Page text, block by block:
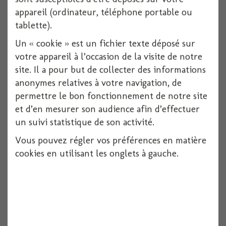
1 pièces
appareil (ordinateur, téléphone portable ou
tablette).
Un « cookie » est un fichier texte déposé sur
votre appareil à l’occasion de la visite de notre
site. Il a pour but de collecter des informations
anonymes relatives à votre navigation, de
permettre le bon fonctionnement de notre site
et d’en mesurer son audience afin d’effectuer
un suivi statistique de son activité.
Vous pouvez régler vos préférences en matière
cookies en utilisant les onglets à gauche.